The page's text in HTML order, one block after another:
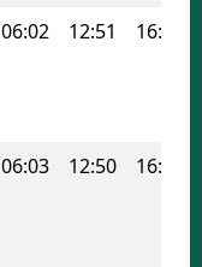
06:02 12:51 16:32
06:03 12:50 16:31